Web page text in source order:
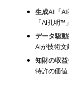
生成AI「
「AI孔明
データ駆
AIが技術
知財の収
特許の価